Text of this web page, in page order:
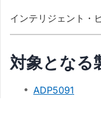
インテリジェント・
対象となる
ADP5091